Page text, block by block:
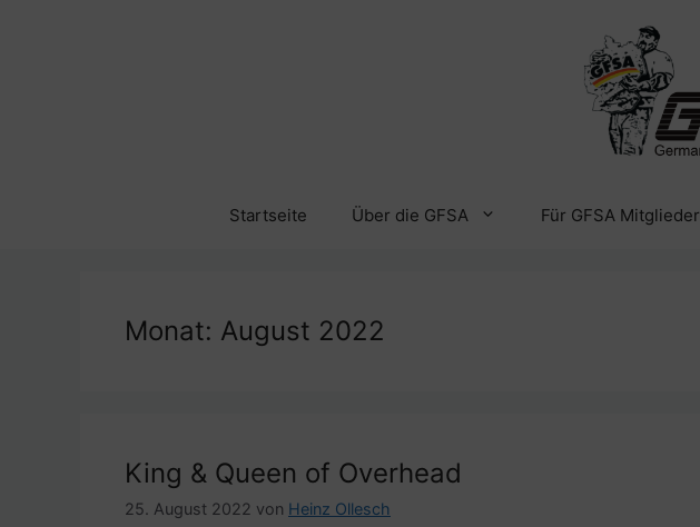
Startseite Über die GFSA Für GFSA Mitglieder
Monat: August 2022
King & Queen of Overhead
25. August 2022 von Heinz Ollesch